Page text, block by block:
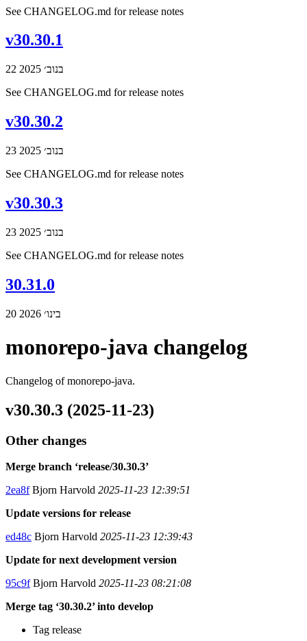
See CHANGELOG.md for release notes
v30.30.1
22 בנוב׳ 2025
See CHANGELOG.md for release notes
v30.30.2
23 בנוב׳ 2025
See CHANGELOG.md for release notes
v30.30.3
23 בנוב׳ 2025
See CHANGELOG.md for release notes
30.31.0
20 בינו׳ 2026
monorepo-java changelog
Changelog of monorepo-java.
v30.30.3 (2025-11-23)
Other changes
Merge branch ‘release/30.30.3’
2ea8fBjorn Harvold 2025-11-23 12:39:51
Update versions for release
ed48c Bjorn Harvold 2025-11-23 12:39:43
Update for next development version
95c9fBjorn Harvold 2025-11-23 08:21:08
Merge tag ‘30.30.2’ into develop
Tag release